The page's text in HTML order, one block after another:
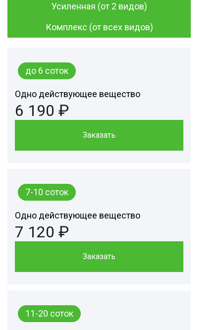
Усиленная (от 2 видов)
Комплекс (от всех видов)
до 6 соток
Одно действующее вещество
6 190 ₽
Заказать
7-10 соток
Одно действующее вещество
7 120 ₽
Заказать
11-20 соток